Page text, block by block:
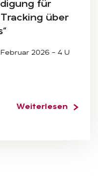
für
über
2026 – 4 U
Weiterlesen